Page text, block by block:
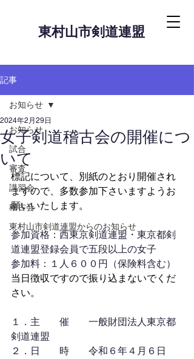
東村山市剣道連盟
記事
お知らせ
試合
審査
講習会
稽古会
東村山市剣道連盟からのお知らせ
お知らせ
女子剣道稽古会の開催につ
いて
2024年2月29日
標記について、別紙のとおり開催され
ますので、多数参加下さいますようお
願いいたします。
参加資格：西東京剣道連盟・東京都剣
道連盟登録会員で五段以上の女子
参加料：１人６００円（保険料含む）
当日徴収ですので振り込まないでくだ
さい。
１．主　　催　　一般財団法人東京都
剣道連盟
２．日　　時　　令和６年４月６日